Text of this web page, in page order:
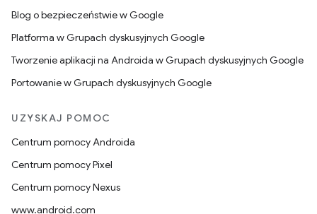
Blog o bezpieczeństwie w Google
Platforma w Grupach dyskusyjnych Google
Tworzenie aplikacji na Androida w Grupach dyskusyjnych Google
Portowanie w Grupach dyskusyjnych Google
UZYSKAJ POMOC
Centrum pomocy Androida
Centrum pomocy Pixel
Centrum pomocy Nexus
www.android.com